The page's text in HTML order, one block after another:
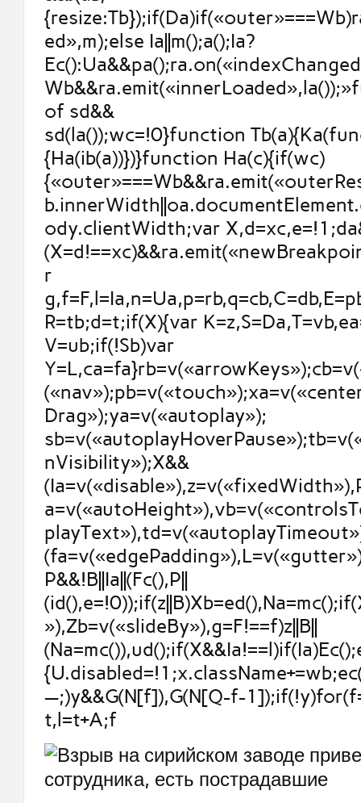
ed»,m);else Ia||m();a();Ia?
of sd&&
sd(la());wc=!0}function
{Ha(ib(a))})}function Ha(c){if(wc)
ody.clientWidth;var
r
R=tb;d=t;if(X){var
V=ub;if(!Sb)var
Drag»);ya=v(«autoplay»);
nVisibility»);X&&
P&&!B||Ia||(Fc(),P||
»),Zb=v(«slideBy»),g=F!==f)z||B||
—;)y&&G(N[f]),G(N[Q-f-
t,l=t+A;f